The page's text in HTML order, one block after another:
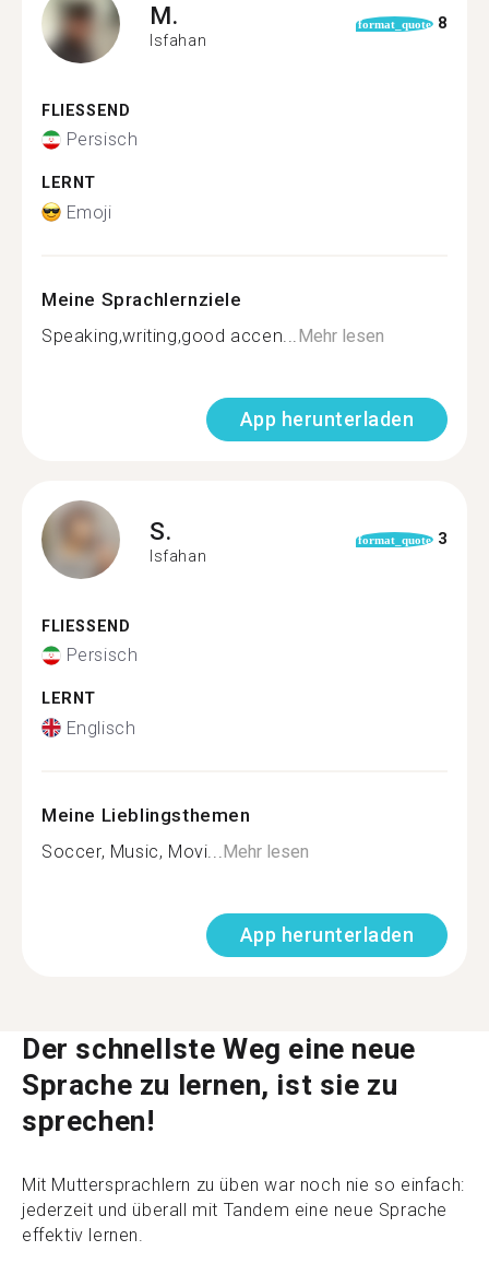
M.
Isfahan
format_quote 8
FLIESSEND
Persisch
LERNT
Emoji
Meine Sprachlernziele
Speaking,writing,good accen... Mehr lesen
App herunterladen
S.
Isfahan
format_quote 3
FLIESSEND
Persisch
LERNT
Englisch
Meine Lieblingsthemen
Soccer, Music, Movi... Mehr lesen
App herunterladen
Der schnellste Weg eine neue
Sprache zu lernen, ist sie zu
sprechen!
Mit Muttersprachlern zu üben war noch nie so einfach:
jederzeit und überall mit Tandem eine neue Sprache
effektiv lernen.